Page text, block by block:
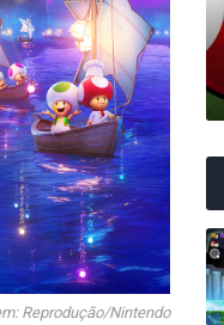
Reprodução/Nintendo